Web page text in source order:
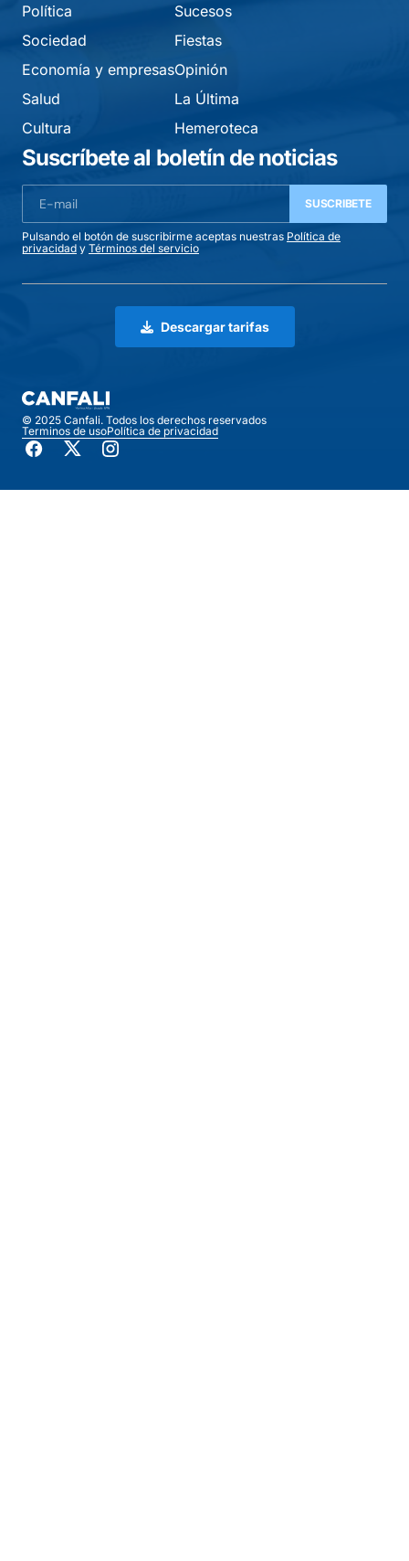
Política
Sociedad
Economía y empresas
Salud
Cultura
Sucesos
Fiestas
Opinión
La Última
Hemeroteca
Suscríbete al boletín de noticias
SUSCRIBETE
Pulsando el botón de suscribirme aceptas nuestras Política de
privacidad y Términos del servicio
Descargar tarifas
© 2025 Canfali. Todos los derechos reservados
Terminos de usoPolítica de privacidad